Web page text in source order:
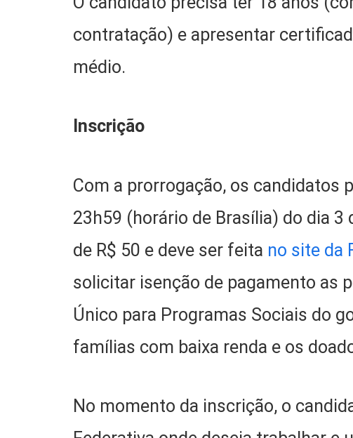
contratação) e apresentar
médio.
Inscrição
Com a prorrogação, os candidatos
23h59 (horário de Brasília) do dia
de R$ 50 e deve ser feita no site da
solicitar isenção de pagamento as
Único para Programas Sociais do
famílias com baixa renda e os
No momento da inscrição, o